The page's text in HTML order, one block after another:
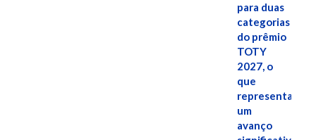
para duas
categorias
do prêmio
TOTY
2027, o
que
representa
um
avanço